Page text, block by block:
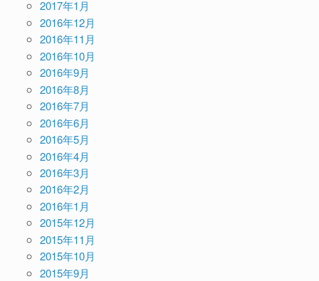
2017年1月
2016年12月
2016年11月
2016年10月
2016年9月
2016年8月
2016年7月
2016年6月
2016年5月
2016年4月
2016年3月
2016年2月
2016年1月
2015年12月
2015年11月
2015年10月
2015年9月